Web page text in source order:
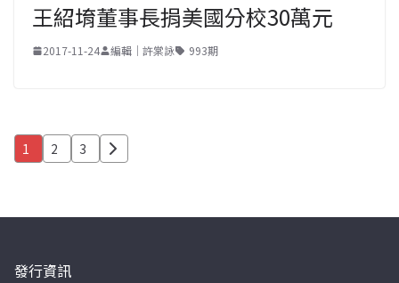
王紹堉董事長捐美國分校30萬元
2017-11-24 編輯｜許棠詠 993期
文
分
頁
1 2 3
發行資訊